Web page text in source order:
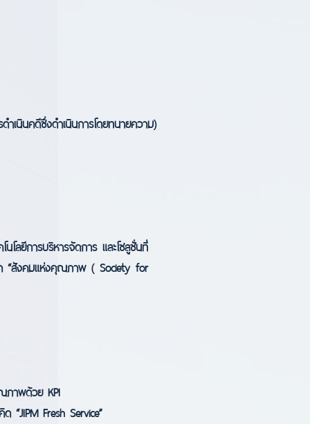
นินคดีซึ่งดำเนินการโดยทนายความ)
ยีการบริหารจัดการ และโซลูชั่นที่
า “สังคมแห่งคุณภาพ ( Society for
ภาพด้วย KPI
“JIPM Fresh Service”